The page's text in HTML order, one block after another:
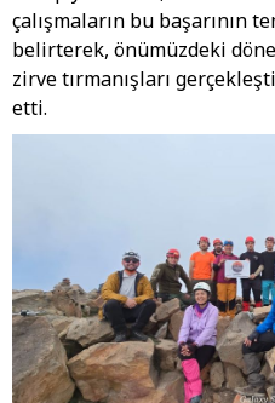
çalışmaların bu başarının
belirterek, önümüzdeki
zirve tırmanışları
etti.